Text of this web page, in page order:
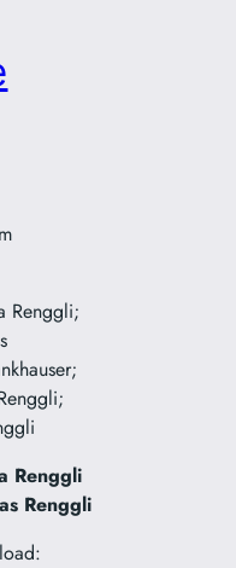
Renggli;
Renggli
Renggli